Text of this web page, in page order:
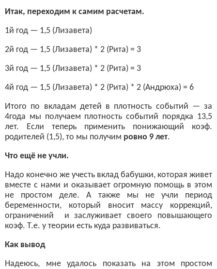
Итак, переходим к самим расчетам.
1й год — 1,5 (Лизавета)
2й год — 1,5 (Лизавета) * 2 (Рита) = 3
3й год — 1,5 (Лизавета) * 2 (Рита) = 3
4й год — 1,5 (Лизавета) * 2 (Рита) * 2 (Андрюха) = 6
Итого по вкладам детей в плотность событий — за
4года мы получаем плотность событий порядка 13,5
лет. Если теперь применить понижающий коэф.
родителей (1,5), то мы получим ровно 9 лет.
Что ещё не учли.
Надо конечно же учесть вклад бабушки, которая живет
вместе с нами и оказывает огромную помощь в этом
не простом деле. А также мы не учли период
беременности, который вносит массу коррекций,
ограничений и заслуживает своего повышающего
коэф. Т.е. у теории есть куда развиваться.
Как вывод
Надеюсь, мне удалось показать на этом простом